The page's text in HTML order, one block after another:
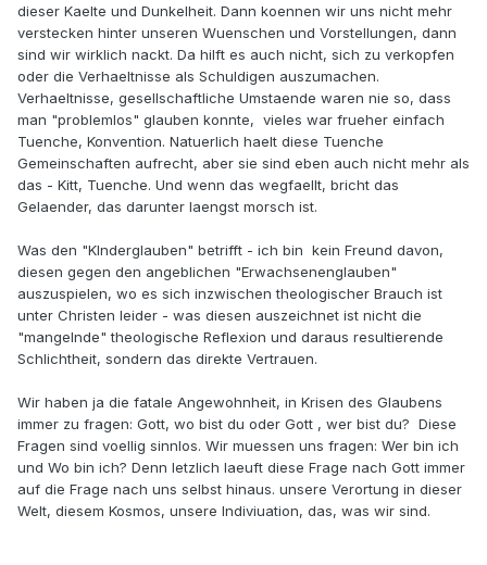
dieser Kaelte und Dunkelheit. Dann koennen wir uns nicht mehr
verstecken hinter unseren Wuenschen und Vorstellungen, dann
sind wir wirklich nackt. Da hilft es auch nicht, sich zu verkopfen
oder die Verhaeltnisse als Schuldigen auszumachen.
Verhaeltnisse, gesellschaftliche Umstaende waren nie so, dass
man "problemlos" glauben konnte, vieles war frueher einfach
Tuenche, Konvention. Natuerlich haelt diese Tuenche
Gemeinschaften aufrecht, aber sie sind eben auch nicht mehr als
das - Kitt, Tuenche. Und wenn das wegfaellt, bricht das
Gelaender, das darunter laengst morsch ist.
Was den "KInderglauben" betrifft - ich bin kein Freund davon,
diesen gegen den angeblichen "Erwachsenenglauben"
auszuspielen, wo es sich inzwischen theologischer Brauch ist
unter Christen leider - was diesen auszeichnet ist nicht die
"mangelnde" theologische Reflexion und daraus resultierende
Schlichtheit, sondern das direkte Vertrauen.
Wir haben ja die fatale Angewohnheit, in Krisen des Glaubens
immer zu fragen: Gott, wo bist du oder Gott , wer bist du? Diese
Fragen sind voellig sinnlos. Wir muessen uns fragen: Wer bin ich
und Wo bin ich? Denn letzlich laeuft diese Frage nach Gott immer
auf die Frage nach uns selbst hinaus. unsere Verortung in dieser
Welt, diesem Kosmos, unsere Indiviuation, das, was wir sind.